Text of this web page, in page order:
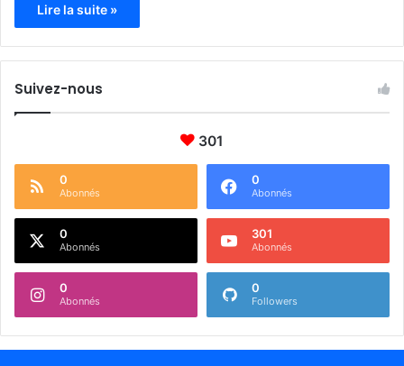
Lire la suite »
Suivez-nous
301
0
Abonnés
0
Abonnés
0
Abonnés
301
Abonnés
0
Abonnés
0
Followers